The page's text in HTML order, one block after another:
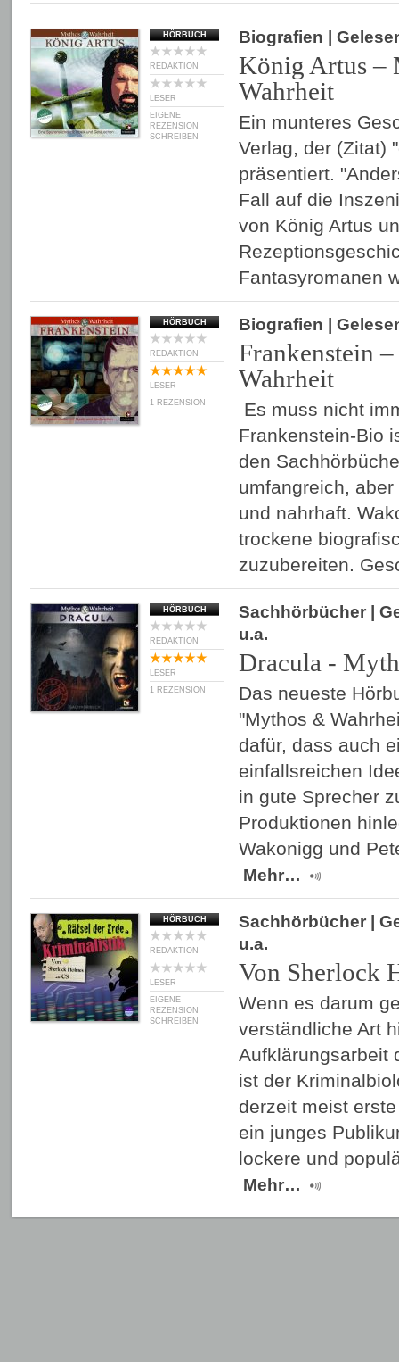
HÖRBUCH
REDAKTION
LESER
EIGENE
REZENSION
SCHREIBEN
Biografien |
König Artus –
Wahrheit
Ein munteres
Verlag, der (Zitat)
präsentiert.
Fall auf die
von König Artus
Fantasyromanen
HÖRBUCH
REDAKTION
LESER
1 REZENSION
Biografien |
Frankenstein
Wahrheit
Es muss nicht
Frankenstein-Bio
den
umfangreich,
und nahrhaft.
trockene
zuzubereiten.
HÖRBUCH
REDAKTION
LESER
1 REZENSION
Sachhörbücher |
u.a.
Dracula -
Das neueste
"Mythos &
dafür, dass auch
einfallsreichen
in gute Sprecher
Produktionen
Wakonigg und
Mehr…
HÖRBUCH
REDAKTION
LESER
EIGENE
REZENSION
SCHREIBEN
Sachhörbücher |
u.a.
Von Sherlock
Wenn es darum
verständliche Art
Aufklärungsarbeit
ist der
derzeit meist
ein junges
lockere und
Mehr…